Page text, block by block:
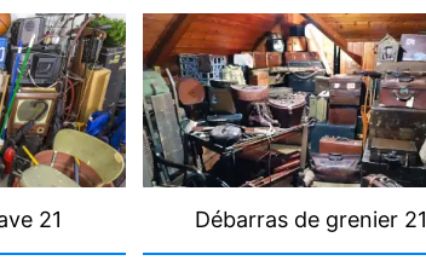
21 Débarras de grenier 21